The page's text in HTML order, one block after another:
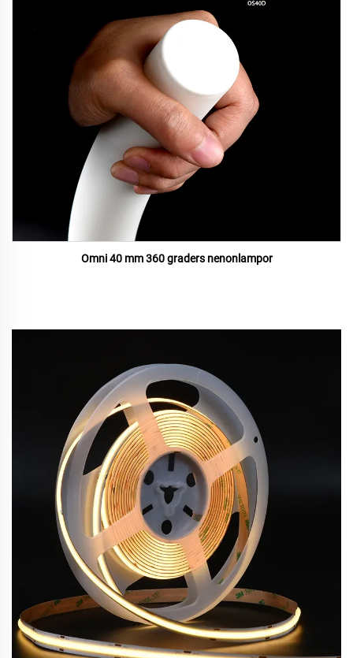
Omni 40 mm 360 graders nenonlampor